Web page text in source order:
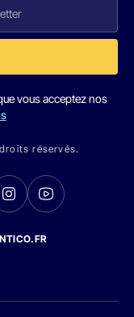
vous acceptez nos
réservés.